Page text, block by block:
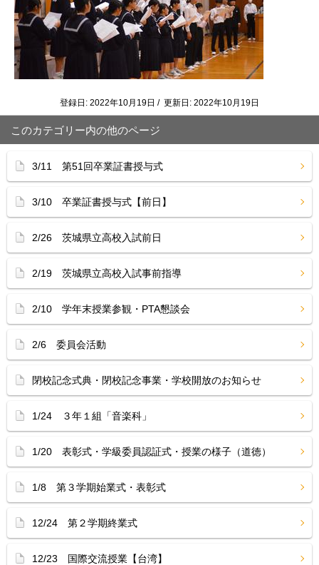
登録日: 2022年10月19日 / 更新日: 2022年10月19日
このカテゴリー内の他のページ
3/11 第51回卒業証書授与式
3/10 卒業証書授与式【前日】
2/26 茨城県立高校入試前日
2/19 茨城県立高校入試事前指導
2/10 学年末授業参観・PTA懇談会
2/6 委員会活動
閉校記念式典・閉校記念事業・学校開放のお知らせ
1/24 ３年１組「音楽科」
1/20 表彰式・学級委員認証式・授業の様子（道徳）
1/8 第３学期始業式・表彰式
12/24 第２学期終業式
12/23 国際交流授業【台湾】